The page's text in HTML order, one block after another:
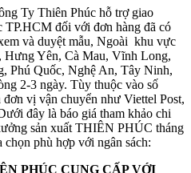
Ty Thiên Phúc hỗ trợ giao
TP.HCM đối với đơn hàng đã có
và duyệt mẫu, Ngoài khu vực
Yên, Cà Mau, Vĩnh Long,
Phú Quốc, Nghệ An, Tây Ninh,
2-3 ngày. Tùy thuộc vào số
vị vận chuyển như Viettel Post,
đây là báo giá tham khảo chi
sản xuất THIÊN PHÚC tháng
phù hợp với ngân sách:
PHÚC CUNG CẤP VỚI